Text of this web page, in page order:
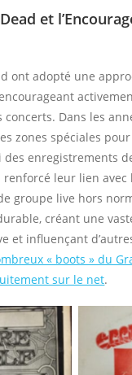
et
ont adopté une
Dans les
zones spéciales
enregistrements
leur lien avec
groupe live hors
créant une
et influençant
« boots » du
sur le net.